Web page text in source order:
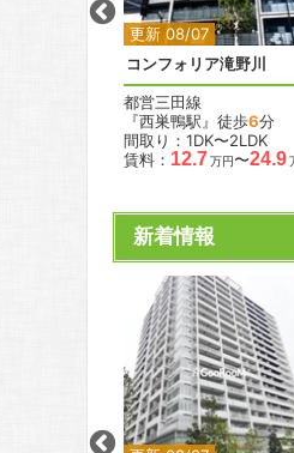
更新 08/07
コンフォリア滝野川
都営三田線
『西巣鴨駅』徒歩6分
間取り：1DK〜2LDK
賃料： 12.7万円〜24.9
新着情報
2